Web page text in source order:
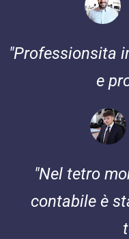
"Professionsita
e
"Nel tetro
contabile è